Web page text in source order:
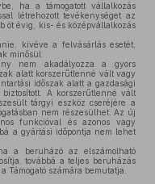
ha a támogatott vállalkozás
létrehozott tevékenységet az
öt évig, kis- és középvállalkozás
kivéve a felvásárlás esetét,
minősül.
nem akadályozza a gyors
alatt korszerűtlenné vált vagy
időszak alatt a gazdasági
A korszerűtlenné vált
tárgyi eszköz cseréjére a
nem részesülhet. Az új
funkcióval és azonos vagy
a gyártási időpontja nem lehet
a beruházó az elszámolható
továbbá a teljes beruházás
Támogató számára bemutatja.